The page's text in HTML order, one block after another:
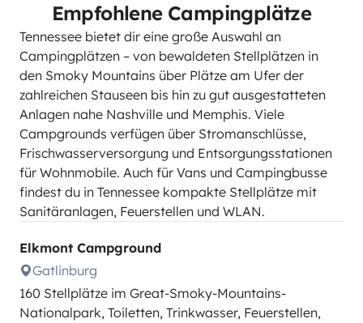
Empfohlene Campingplätze
Tennessee bietet dir eine große Auswahl an
Campingplätzen – von bewaldeten Stellplätzen in
den Smoky Mountains über Plätze am Ufer der
zahlreichen Stauseen bis hin zu gut ausgestatteten
Anlagen nahe Nashville und Memphis. Viele
Campgrounds verfügen über Stromanschlüsse,
Frischwasserversorgung und Entsorgungsstationen
für Wohnmobile. Auch für Vans und Campingbusse
findest du in Tennessee kompakte Stellplätze mit
Sanitäranlagen, Feuerstellen und WLAN.
Elkmont Campground
Gatlinburg
160 Stellplätze im Great-Smoky-Mountains-
Nationalpark, Toiletten, Trinkwasser, Feuerstellen,